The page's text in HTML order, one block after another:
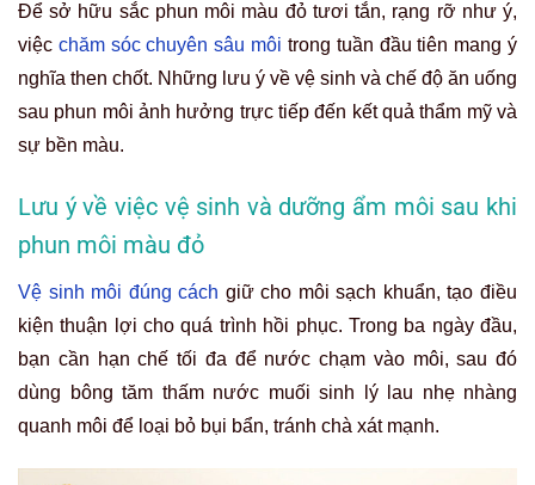
Để sở hữu sắc phun môi màu đỏ tươi tắn, rạng rỡ như ý,
việc chăm sóc chuyên sâu môi trong tuần đầu tiên mang ý
nghĩa then chốt. Những lưu ý về vệ sinh và chế độ ăn uống
sau phun môi ảnh hưởng trực tiếp đến kết quả thẩm mỹ và
sự bền màu.
Lưu ý về việc vệ sinh và dưỡng ẩm môi sau khi
phun môi màu đỏ
Vệ sinh môi đúng cách giữ cho môi sạch khuẩn, tạo điều
kiện thuận lợi cho quá trình hồi phục. Trong ba ngày đầu,
bạn cần hạn chế tối đa để nước chạm vào môi, sau đó
dùng bông tăm thấm nước muối sinh lý lau nhẹ nhàng
quanh môi để loại bỏ bụi bẩn, tránh chà xát mạnh.